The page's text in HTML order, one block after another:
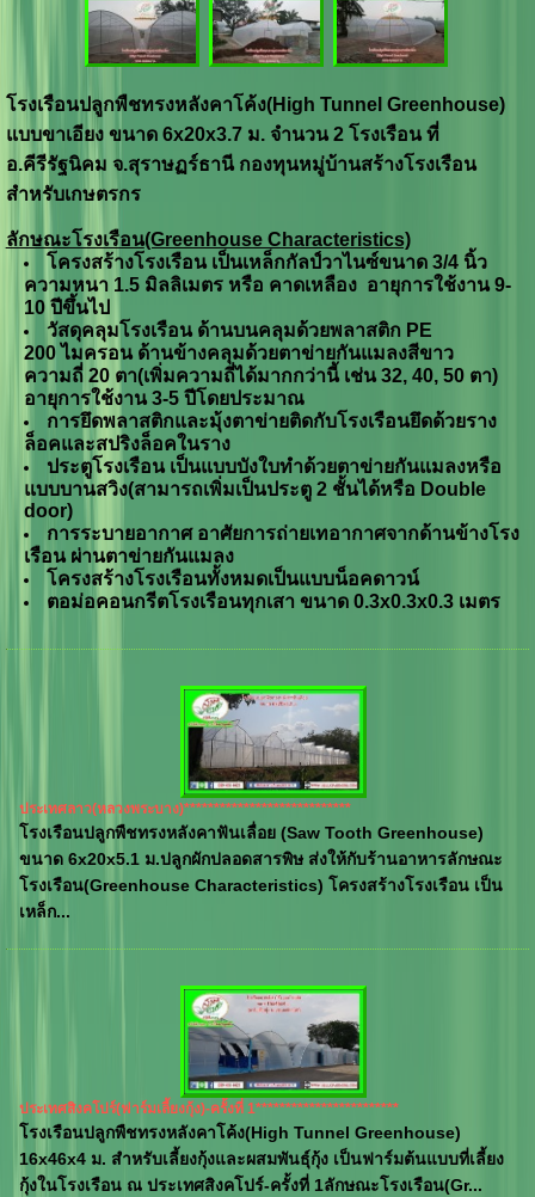
โรงเรือนปลูกพืชทรงหลังคาโค้ง(High Tunnel Greenhouse)
แบบขาเอียง ขนาด 6x20x3.7 ม. จำนวน 2 โรงเรือน ที่
อ.คีรีรัฐนิคม จ.สุราษฏร์ธานี กองทุนหมู่บ้านสร้างโรงเรือน
สำหรับเกษตรกร
ลักษณะโรงเรือน(Greenhouse Characteristics)
โครงสร้างโรงเรือน เป็นเหล็กกัลป์วาไนซ์ขนาด 3/4 นิ้ว
ความหนา 1.5 มิลลิเมตร หรือ คาดเหลือง อายุการใช้งาน9-
10 ปีขึ้นไป
วัสดุคลุมโรงเรือน ด้านบนคลุมด้วยพลาสติก PE
200ไมครอน ด้านข้างคลุมด้วยตาข่ายกันแมลงสีขาว
ความถี่ 20 ตา(เพิ่มความถี่ได้มากกว่านี้ เช่น32, 40, 50 ตา)
อายุการใช้งาน3-5 ปีโดยประมาณ
การยึดพลาสติกและมุ้งตาข่ายติดกับโรงเรือนยึดด้วยราง
ล็อคและสปริงล็อคในราง
ประตูโรงเรือน เป็นแบบบังใบทำด้วยตาข่ายกันแมลงหรือ
แบบบานสวิง(สามารถเพิ่มเป็นประตู 2 ชั้นได้หรือ Double
door)
การระบายอากาศ อาศัยการถ่ายเทอากาศจากด้านข้างโรง
เรือน ผ่านตาข่ายกันแมลง
โครงสร้างโรงเรือนทั้งหมดเป็นแบบน็อคดาวน์
ตอม่อคอนกรีตโรงเรือนทุกเสา ขนาด 0.3x0.3x0.3 เมตร
ประเทศลาว(หลวงพระบาง)****************************
โรงเรือนปลูกพืชทรงหลังคาฟันเลื่อย (Saw Tooth Greenhouse)
ขนาด 6x20x5.1 ม.ปลูกผักปลอดสารพิษ ส่งให้กับร้านอาหารลักษณะ
โรงเรือน(Greenhouse Characteristics) โครงสร้างโรงเรือน เป็น
เหล็ก...
ประเทศสิงคโปร์(ฟาร์มเลี้ยงกุ้ง)-ครั้งที่ 1************************
โรงเรือนปลูกพืชทรงหลังคาโค้ง(High Tunnel Greenhouse)
16x46x4 ม. สำหรับเลี้ยงกุ้งและผสมพันธุ์กุ้ง เป็นฟาร์มต้นแบบที่เลี้ยง
กุ้งในโรงเรือน ณ ประเทศสิงคโปร์-ครั้งที่ 1ลักษณะโรงเรือน(Gr...